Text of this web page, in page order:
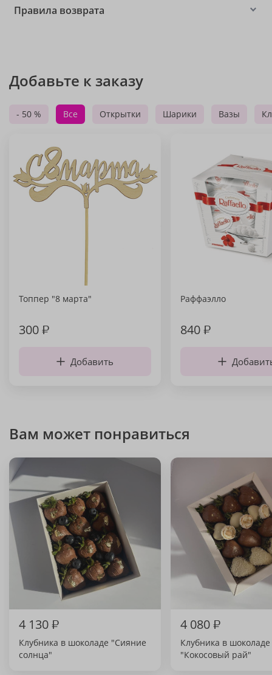
Правила возврата
Добавьте к заказу
- 50 % Все Открытки Шарики Вазы
Топпер "8 марта"
300₽
Добавить
Раффаэлло
840₽
Вам может понравиться
4 130₽
Клубника в шоколаде "Сияние
солнца"
4 080₽
Клубника в шоколаде
"Кокосовый рай"